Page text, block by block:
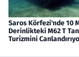
Saros Körfezi'nde 10
Derinlikteki M62 T
Turizmini